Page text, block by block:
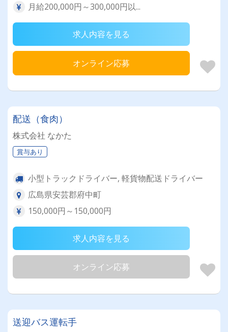
月給200,000円～300,000円以...
求人内容を見る
オンライン応募
配送（食肉）
株式会社 なかた
賞与あり
小型トラックドライバー, 軽貨物配送ドライバー
広島県安芸郡府中町
150,000円～150,000円
求人内容を見る
オンライン応募
送迎バス運転手